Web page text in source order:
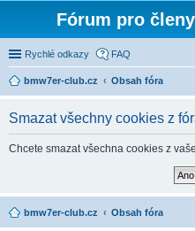
Fórum pro
Rychlé odkazy FAQ
bmw7er-club.cz
Obsah fóra
Smazat všechny cookies z
Chcete smazat všechna cookies z
bmw7er-club.cz Obsah fóra